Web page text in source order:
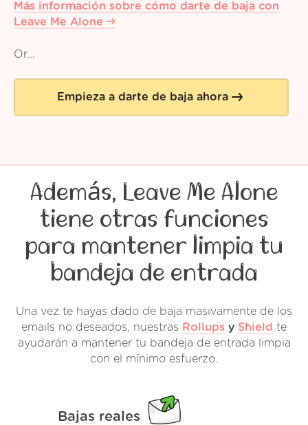
Más información sobre cómo darte de baja con
Leave Me Alone
Or...
Empieza a darte de baja ahora
Además, Leave Me Alone
tiene otras funciones
para mantener limpia tu
bandeja de entrada
Una vez te hayas dado de baja masivamente de los
emails no deseados, nuestras Rollups y Shield te
ayudarán a mantener tu bandeja de entrada limpia
con el mínimo esfuerzo.
Bajas reales